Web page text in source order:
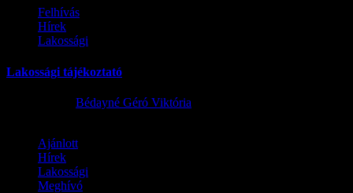
Felhívás
Hírek
Lakossági
Lakossági tájékoztató
Bédayné Géró Viktória
Ajánlott
Hírek
Lakossági
Meghívó